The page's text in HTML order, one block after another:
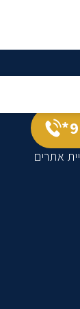
אתרים